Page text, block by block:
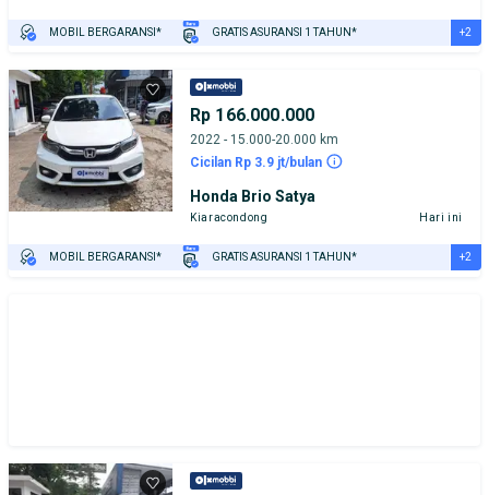
MOBIL BERGARANSI* GRATIS ASURANSI 1 TAHUN* +2
Rp 166.000.000
2022 - 15.000-20.000 km
Cicilan Rp 3.9 jt/bulan
Honda Brio Satya
Kiaracondong Hari ini
MOBIL BERGARANSI* GRATIS ASURANSI 1 TAHUN* +2